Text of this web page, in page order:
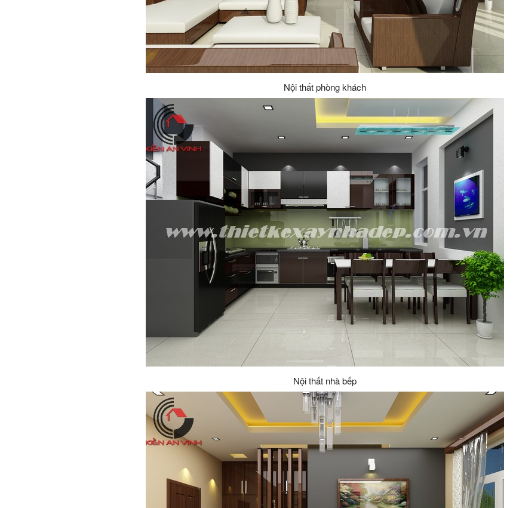
Nội thất phòng khách
Nội thất nhà bếp